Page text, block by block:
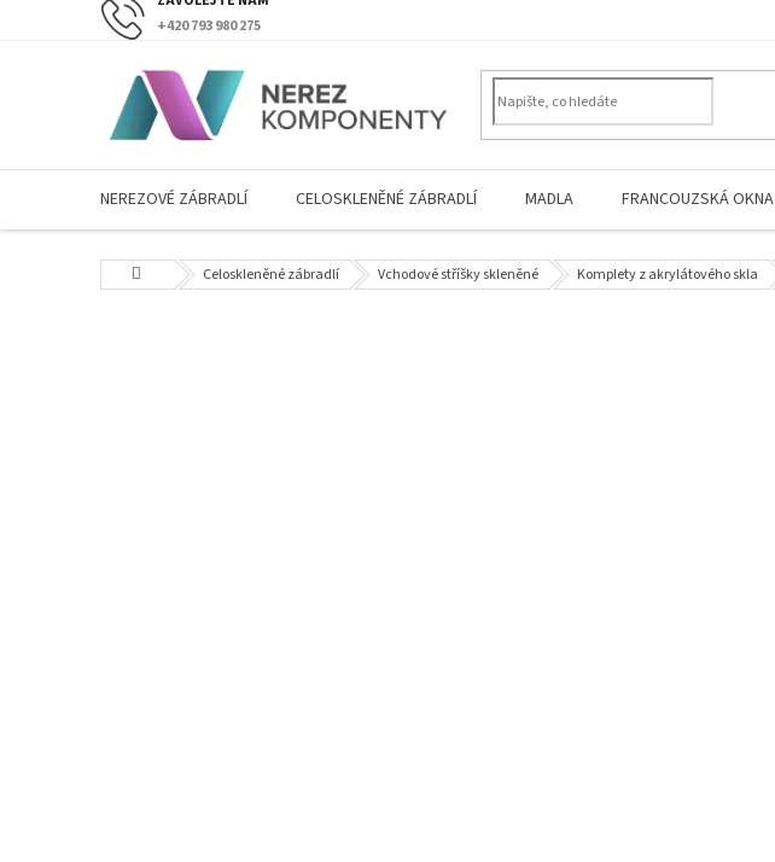
+420 793 980 275
NEREZOVÉ ZÁBRADLÍ CELOSKLENĚNÉ ZÁBRADLÍ MADLA FRANCOUZSKÁ OKNA
Domů Celoskleněné zábradlí Vchodové stříšky skleněné Komplety z akrylátového skla